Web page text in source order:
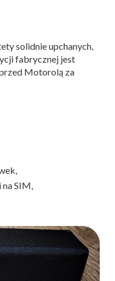
solidnie upchanych,
fabrycznej jest
Motorolą za
SIM,